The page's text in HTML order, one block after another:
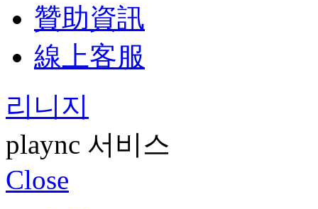
贊助資訊
線上客服
리니지
plaync 서비스
Close